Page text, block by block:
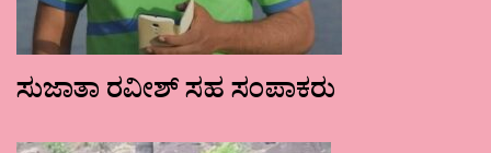
ಸುಜಾತಾ ರವೀಶ್ ಸಹ ಸಂಪಾಕರು